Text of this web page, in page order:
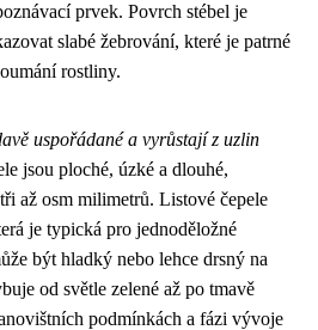
prvek. Povrch stébel je
slabé žebrování, které je patrné
rostliny.
uspořádané a vyrůstají z uzlin
jsou ploché, úzké a dlouhé,
až osm milimetrů. Listové čepele
je typická pro jednoděložné
být hladký nebo lehce drsný na
od světle zelené až po tmavě
podmínkách a fázi vývoje